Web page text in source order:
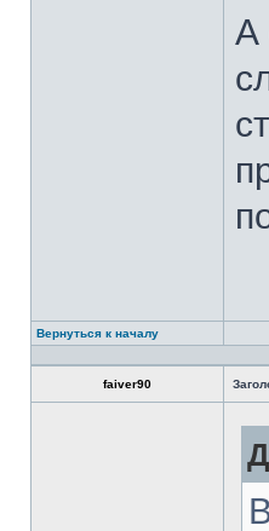
А
Вернуться к началу
faiver90